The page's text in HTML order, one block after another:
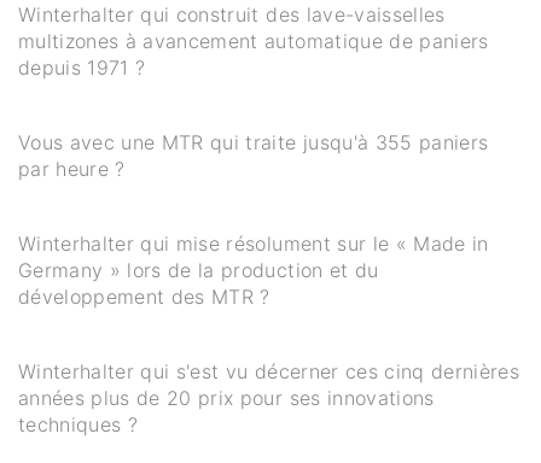
Winterhalter qui construit des lave-vaisselles
multizones à avancement automatique de paniers
depuis 1971 ?
Vous avec une MTR qui traite jusqu'à 355 paniers
par heure ?
Winterhalter qui mise résolument sur le « Made in
Germany » lors de la production et du
développement des MTR ?
Winterhalter qui s'est vu décerner ces cinq dernières
années plus de 20 prix pour ses innovations
techniques ?